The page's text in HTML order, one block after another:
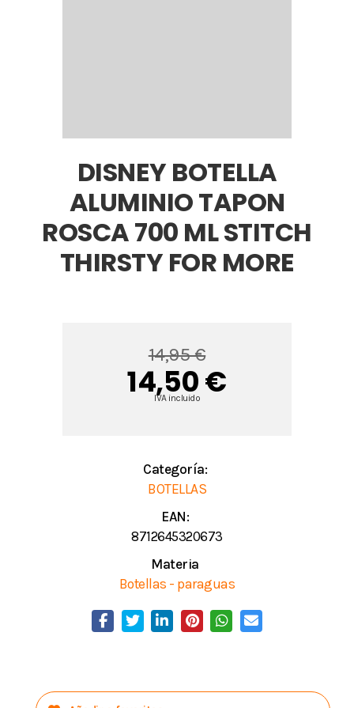
DISNEY BOTELLA
ALUMINIO TAPON
ROSCA 700 ML STITCH
THIRSTY FOR MORE
14,95 €
14,50 €
IVA incluido
Categoría:
BOTELLAS
EAN:
8712645320673
Materia
Botellas - paraguas